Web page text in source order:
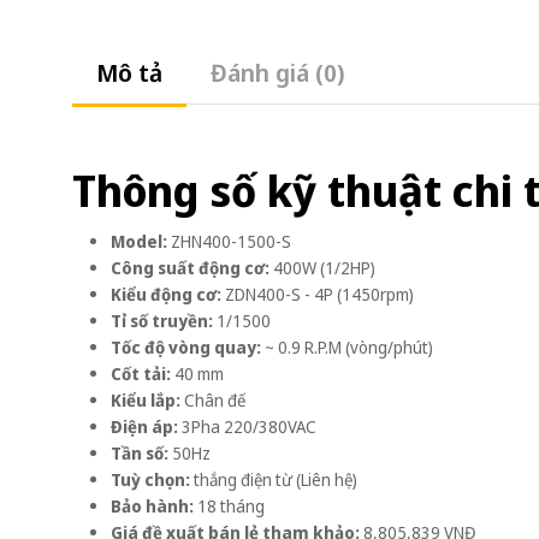
Mô tả Đánh giá (0)
Thông số kỹ thuật chi
Model: ZHN400-1500-S
Công suất động cơ: 400W (1/2HP)
Kiểu động cơ: ZDN400-S - 4P (1450rpm)
Tỉ số truyền: 1/1500
Tốc độ vòng quay: ~ 0.9 R.P.M (vòng/phút)
Cốt tải: 40 mm
Kiểu lắp:Chân đế
Điện áp:3Pha 220/380VAC
Tần số: 50Hz
Tuỳ chọn:thắng điện từ (Liên hệ)
Bảo hành: 18 tháng
Giá đề xuất bán lẻ tham khảo:8,805,839 VNĐ